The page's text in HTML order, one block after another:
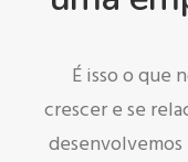
É isso o que
crescer e se